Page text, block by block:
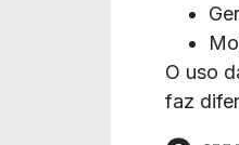
O uso
faz